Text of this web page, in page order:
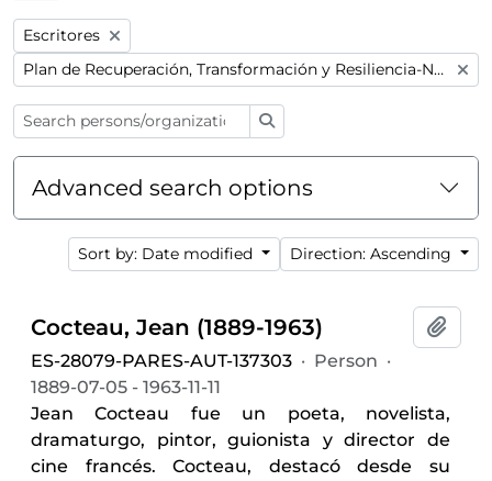
Remove filter:
Escritores
Remove filter:
Plan de Recuperación, Transformación y Resiliencia-Next GenerationEU
Advanced search options
Sort by: Date modified Direction: Ascending
Cocteau, Jean (1889-1963)
ES-28079-PARES-AUT-137303 · Person ·
1889-07-05 - 1963-11-11
Jean Cocteau fue un poeta, novelista,
dramaturgo, pintor, guionista y director de
cine francés. Cocteau, destacó desde su